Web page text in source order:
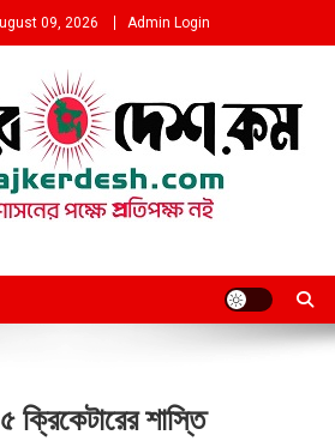
09, 2026 Admin Login
ক্রিকেটারের শাস্তি